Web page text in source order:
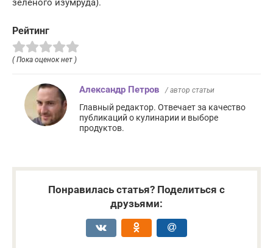
зелёного изумруда).
Рейтинг
( Пока оценок нет )
Александр Петров / автор статьи
Главный редактор. Отвечает за качество
публикаций о кулинарии и выборе
продуктов.
Понравилась статья? Поделиться с
друзьями: